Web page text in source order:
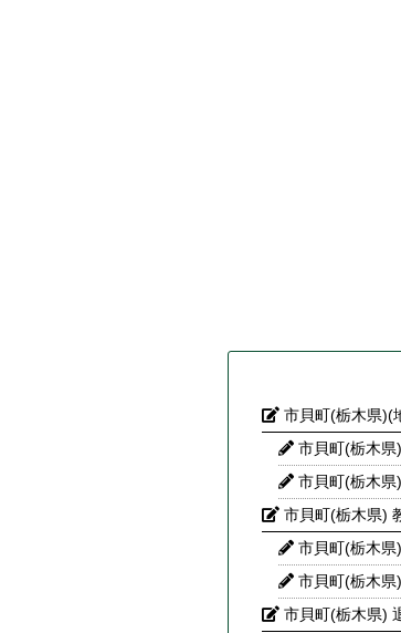
市貝町(栃木県)(
市貝町(栃木県
市貝町(栃木県
市貝町(栃木県)
市貝町(栃木県
市貝町(栃木県
市貝町(栃木県)